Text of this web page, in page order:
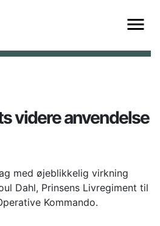
videre anvendelse
med øjeblikkelig virkning
Dahl, Prinsens Livregiment til
Kommando.